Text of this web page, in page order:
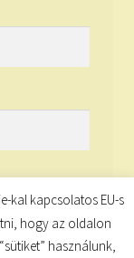
kal kapcsolatos EU-s
hogy az oldalon
használunk,